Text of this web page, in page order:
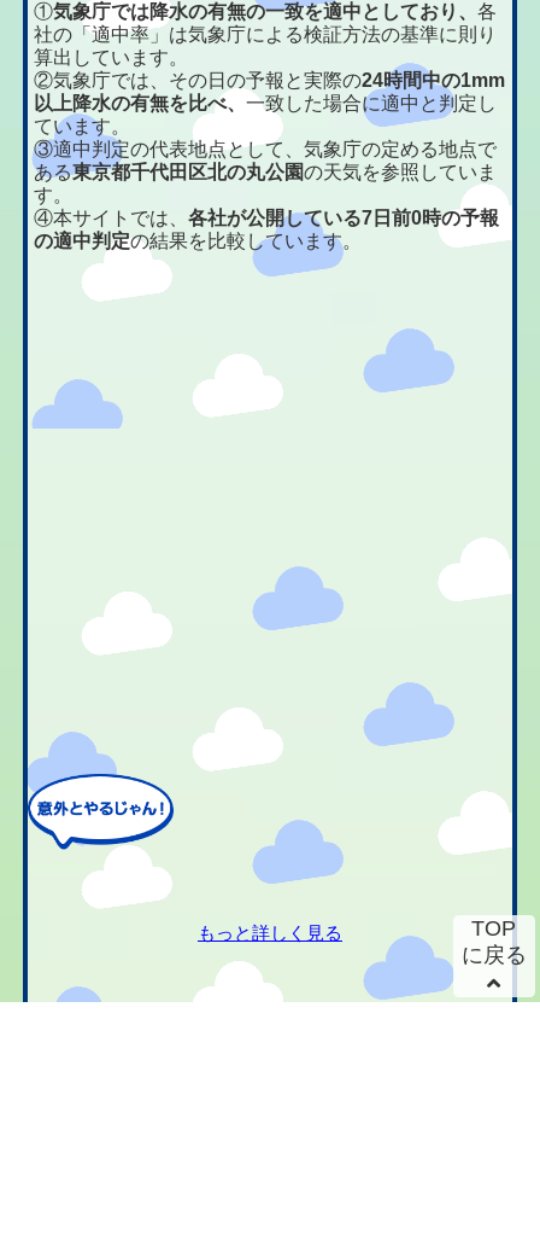
①気象庁では降水の有無の一致を適中としており、各
社の「適中率」は気象庁による検証方法の基準に則り
算出しています。
②気象庁では、その日の予報と実際の24時間中の1mm
以上降水の有無を比べ、一致した場合に適中と判定し
ています。
③適中判定の代表地点として、気象庁の定める地点で
ある東京都千代田区北の丸公園の天気を参照していま
す。
④本サイトでは、各社が公開している7日前0時の予報
の適中判定の結果を比較しています。
もっと詳しく見る
TOP
に戻る